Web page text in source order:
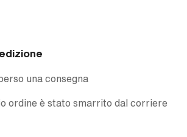
una consegna
ordine è stato smarrito dal corriere